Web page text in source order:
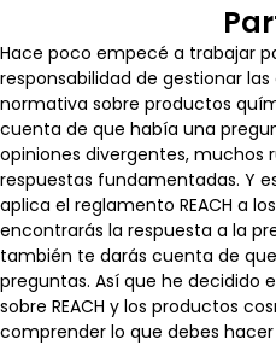
Hace poco empecé a trabajar
responsabilidad de gestionar
normativa sobre productos
cuenta de que había una
opiniones divergentes, muchos
respuestas fundamentadas. Y
aplica el reglamento REACH a
encontrarás la respuesta a la
también te darás cuenta de
preguntas. Así que he decidido
sobre REACH y los productos
comprender lo que debes